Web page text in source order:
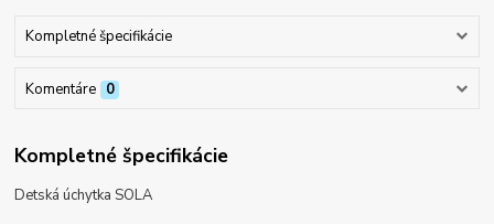
Kompletné špecifikácie
Komentáre 0
Kompletné špecifikácie
Detská úchytka SOLA